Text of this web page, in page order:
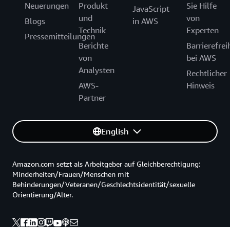
Neuerungen
Blogs
Pressemitteilungen
Produkt
und
Technik
Berichte
von
Analysten
AWS-
Partner
JavaScript
in AWS
Sie Hilfe
von
Experten
bei AWS
Rechtlicher
Hinweis
English
Amazon.com setzt als Arbeitgeber auf Gleichberechtigung:
Minderheiten/Frauen/Menschen mit
Behinderungen/Veteranen/Geschlechtsidentität/sexuelle
Orientierung/Alter.